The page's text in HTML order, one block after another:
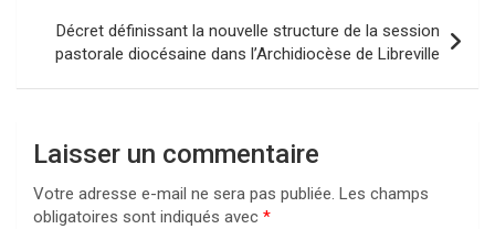
l’article
Décret définissant la nouvelle structure de la session
pastorale diocésaine dans l’Archidiocèse de Libreville
Laisser un commentaire
Votre adresse e-mail ne sera pas publiée. Les champs
obligatoires sont indiqués avec *